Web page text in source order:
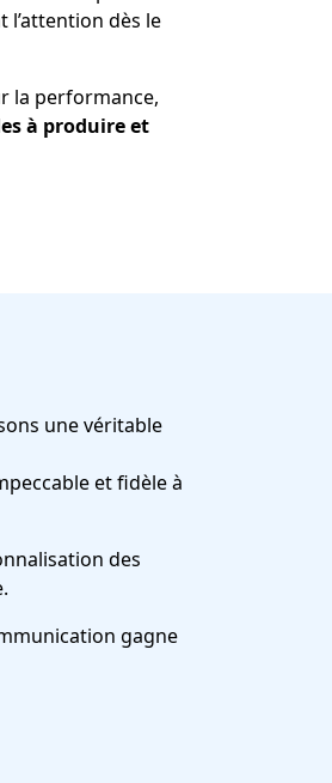
l’attention dès le
la performance,
à produire et
une véritable
et fidèle à
des
gagne